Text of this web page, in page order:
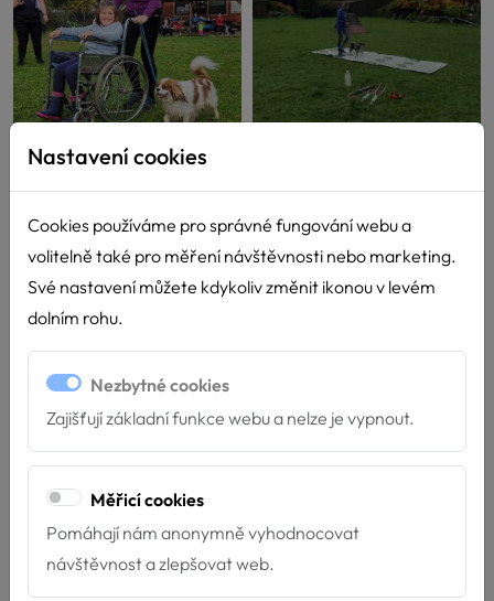
Nastavení cookies
Cookies používáme pro správné fungování webu a
volitelně také pro měření návštěvnosti nebo marketing.
Své nastavení můžete kdykoliv změnit ikonou v levém
dolním rohu.
Nezbytné cookies
Zajišťují základní funkce webu a nelze je vypnout.
Měřicí cookies
Pomáhají nám anonymně vyhodnocovat
návštěvnost a zlepšovat web.